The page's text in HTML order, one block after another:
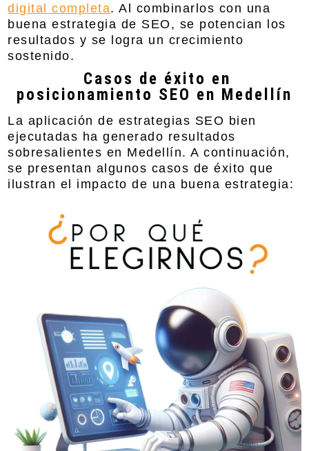
digital completa. Al combinarlos con una
buena estrategia de SEO, se potencian los
resultados y se logra un crecimiento
sostenido.
Casos de éxito en
posicionamiento SEO en Medellín
La aplicación de estrategias SEO bien
ejecutadas ha generado resultados
sobresalientes en Medellín. A continuación,
se presentan algunos casos de éxito que
ilustran el impacto de una buena estrategia: